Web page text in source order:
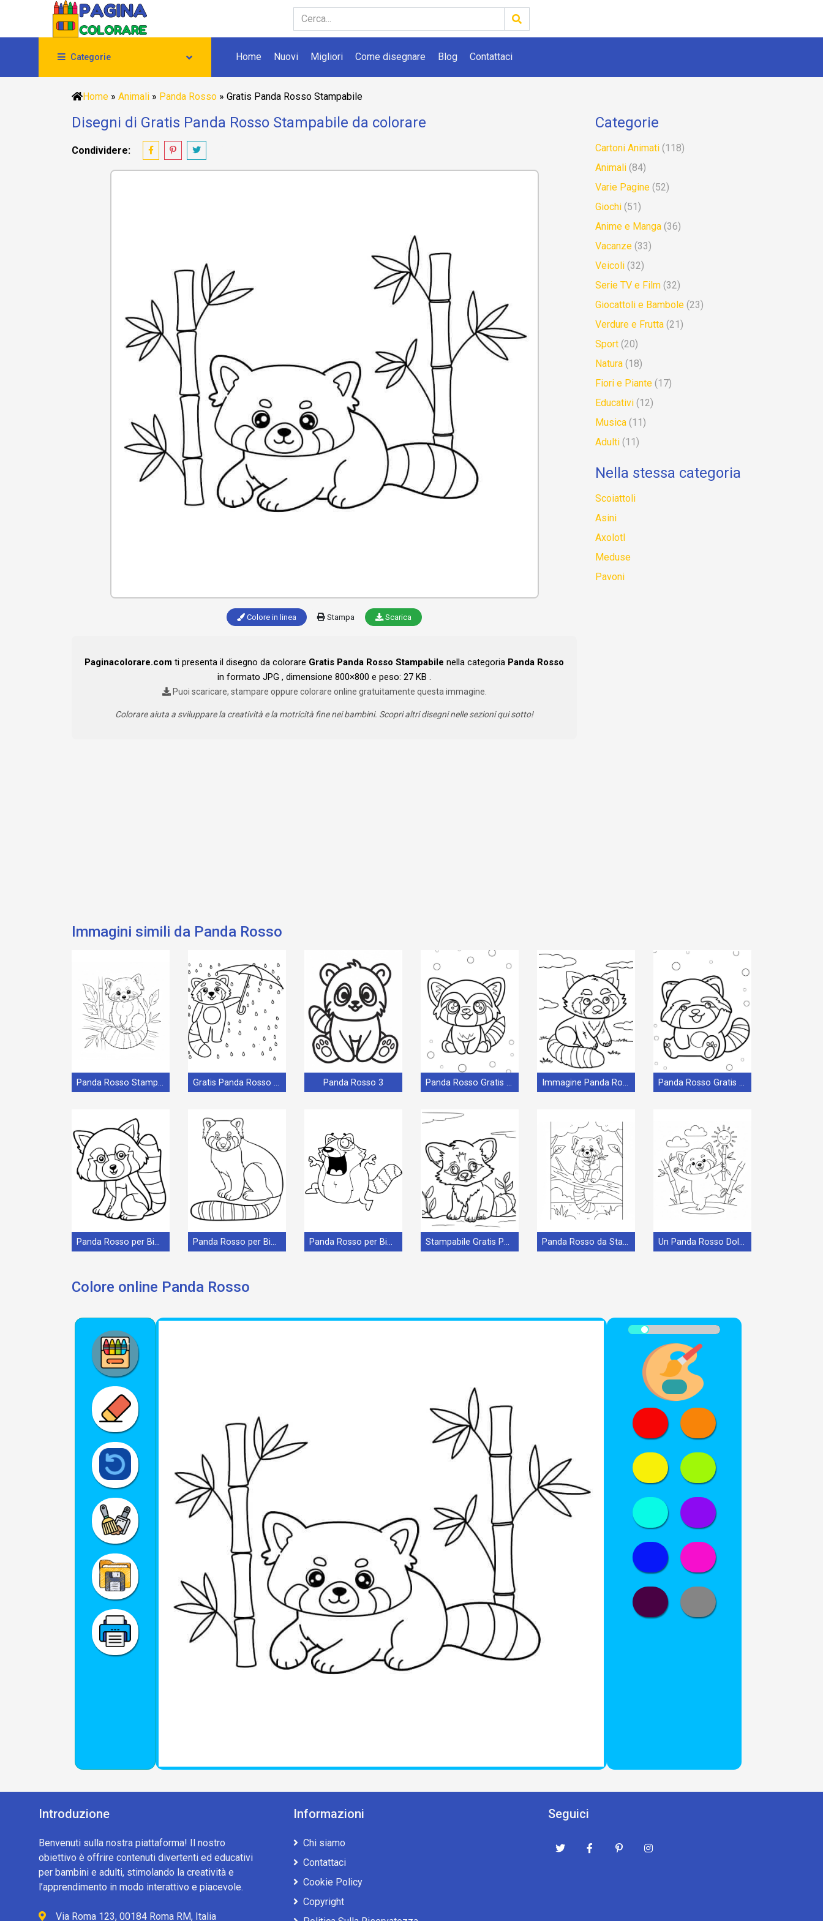
Categorie Home Nuovi Migliori Come disegnare Blog Contattaci
Home » Animali » Panda Rosso » Gratis Panda Rosso Stampabile
Disegni di Gratis Panda Rosso Stampabile da colorare
Condividere:
Colore in linea Stampa Scarica
Paginacolorare.com ti presenta il disegno da colorare Gratis Panda Rosso Stampabile nella categoria Panda Rosso
in formato JPG , dimensione 800×800 e peso: 27 KB .
Puoi scaricare, stampare oppure colorare online gratuitamente questa immagine.
Colorare aiuta a sviluppare la creatività e la motricità fine nei bambini. Scopri altri disegni nelle sezioni qui sotto!
Categorie
Cartoni Animati (118)
Animali (84)
Varie Pagine (52)
Giochi (51)
Anime e Manga (36)
Vacanze (33)
Veicoli (32)
Serie TV e Film (32)
Giocattoli e Bambole (23)
Verdure e Frutta (21)
Sport (20)
Natura (18)
Fiori e Piante (17)
Educativi (12)
Musica (11)
Adulti (11)
Nella stessa categoria
Scoiattoli
Asini
Axolotl
Meduse
Pavoni
Immagini simili da Panda Rosso
Panda Rosso Stampabile Gratis Gratis Panda Rosso da Stampare Panda Rosso 3 Panda Rosso Gratis per Bambini Immagine Panda Rosso Panda Rosso Gratis Stampabile
Panda Rosso per Bimbi di 2 Anni Panda Rosso per Bimbi di 3 Anni Panda Rosso per Bimbi di 6 Anni Stampabile Gratis Panda Rosso Panda Rosso da Stampare Un Panda Rosso Dolcissimo
Colore online Panda Rosso
Introduzione
Benvenuti sulla nostra piattaforma! Il nostro
obiettivo è offrire contenuti divertenti ed educativi
per bambini e adulti, stimolando la creatività e
l’apprendimento in modo interattivo e piacevole.
Via Roma 123, 00184 Roma RM, Italia
Informazioni
Chi siamo
Contattaci
Cookie Policy
Copyright
Seguici